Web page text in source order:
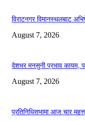
विराटनगर विमानस्थलबाट
August 7, 2026
देशभर मनसुनी प्रभाव कायम,
August 7, 2026
प्रतिनिधिसभामा आज चार